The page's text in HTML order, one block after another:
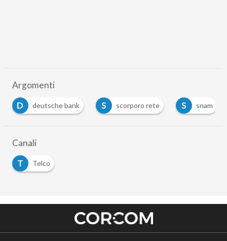
Argomenti
D
deutsche bank S scorporo rete S snam
Canali
T
Telco